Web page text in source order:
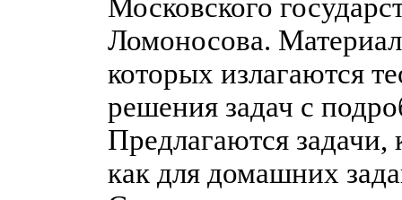
Московского
Ломоносова.
которых излагаются
решения задач с
Предлагаются
как для домашних